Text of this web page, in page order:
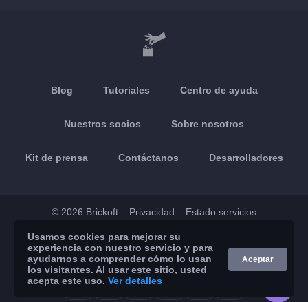
Blog Tutoriales Centro de ayuda
Nuestros socios Sobre nosotros
Kit de prensa Contáctanos Desarrolladores
© 2026 Brickoft Privacidad Estado servicios
App Store Google Play
Usamos cookies para mejorar su
experiencia con nuestro servicio y para
ayudarnos a comprender cómo lo usan
los visitantes. Al usar este sitio, usted
acepta este uso. Ver detalles
Aceptar